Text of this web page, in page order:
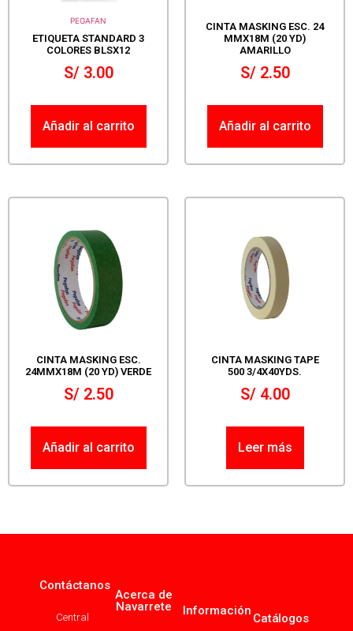
PEGAFAN
ETIQUETA STANDARD 3
COLORES BLSX12
S/3.00
Añadir al carrito
CINTA MASKING ESC. 24
MMX18M (20 YD)
AMARILLO
S/2.50
Añadir al carrito
CINTA MASKING ESC.
24MMX18M (20 YD) VERDE
S/2.50
Añadir al carrito
CINTA MASKING TAPE
500 3/4X40YDS.
S/4.00
Leer más
Contáctanos
Central
Acerca de
Navarrete
Información
Catálogos